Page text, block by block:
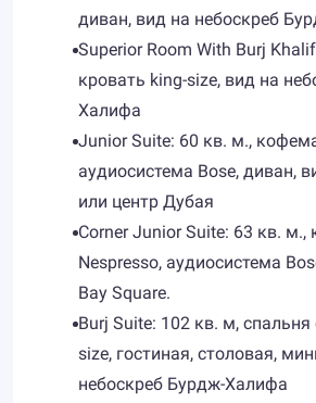
диван, вид на небоскреб
Superior Room With Burj
кровать king-size, вид на
Халифа
Junior Suite: 60 кв. м.,
аудиосистема Bose, диван,
или центр Дубая
Corner Junior Suite: 63 кв.
Nespresso, аудиосистема
Bay Square.
Burj Suite: 102 кв. м,
size, гостиная, столовая,
небоскреб Бурдж-Халифа